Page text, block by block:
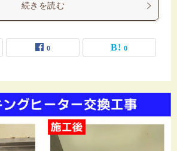
続きを読む
0 0